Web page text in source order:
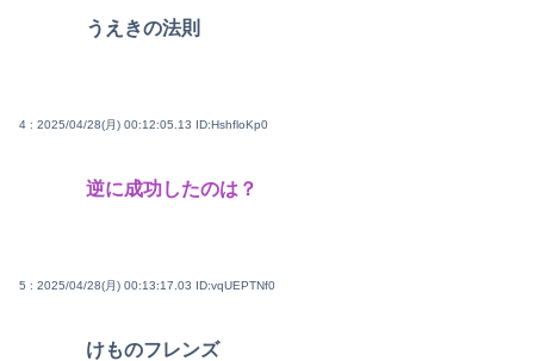
うえきの法則
4 : 2025/04/28(月) 00:12:05.13 ID:HshfloKp0
逆に成功したのは？
5 : 2025/04/28(月) 00:13:17.03 ID:vqUEPTNf0
けものフレンズ